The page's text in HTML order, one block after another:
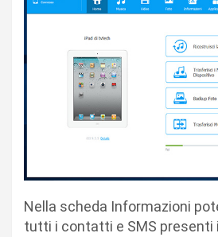
Nella scheda Informazioni
tutti i contatti e SMS presenti